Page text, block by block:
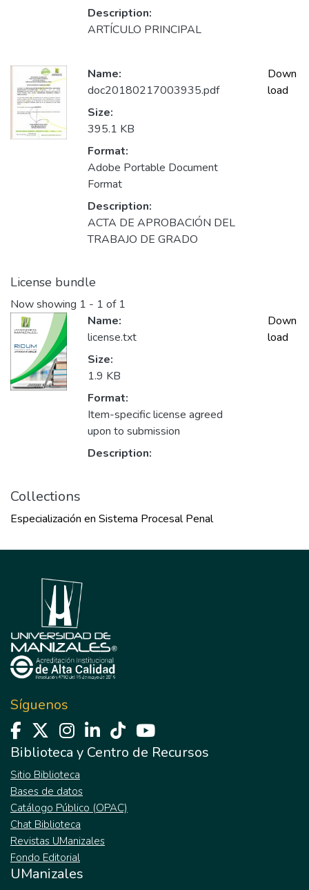
Description:
ARTÍCULO PRINCIPAL
Name:
doc20180217003935.pdf
Size:
395.1 KB
Format:
Adobe Portable Document
Format
Description:
ACTA DE APROBACIÓN DEL
TRABAJO DE GRADO
Down
load
License bundle
Now showing 1 - 1 of 1
Name:
license.txt
Size:
1.9 KB
Format:
Item-specific license agreed
upon to submission
Description:
Down
load
Collections
Especialización en Sistema Procesal Penal
Síguenos
Biblioteca y Centro de Recursos
Sitio Biblioteca
Bases de datos
Catálogo Público (OPAC)
Chat Biblioteca
Revistas UManizales
Fondo Editorial
UManizales